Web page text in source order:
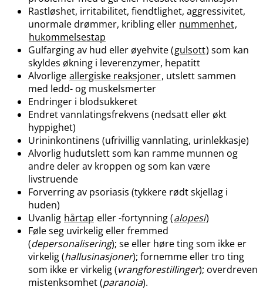
Rastløshet, irritabilitet, fiendtlighet, aggressivitet,
unormale drømmer, kribling eller nummenhet,
hukommelsestap
Gulfarging av hud eller øyehvite (gulsott) som kan
skyldes økning i leverenzymer, hepatitt
Alvorlige allergiske reaksjoner, utslett sammen
med ledd- og muskelsmerter
Endringer i blodsukkeret
Endret vannlatingsfrekvens (nedsatt eller økt
hyppighet)
Urininkontinens (ufrivillig vannlating, urinlekkasje)
Alvorlig hudutslett som kan ramme munnen og
andre deler av kroppen og som kan være
livstruende
Forverring av psoriasis (tykkere rødt skjellag i
huden)
Uvanlig hårtap eller -fortynning (alopesi)
Føle seg uvirkelig eller fremmed
(depersonalisering); se eller høre ting som ikke er
virkelig (hallusinasjoner); fornemme eller tro ting
som ikke er virkelig (vrangforestillinger); overdreven
mistenksomhet (paranoia).